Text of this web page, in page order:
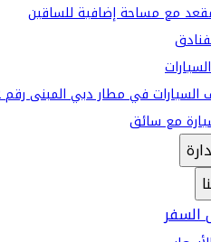
مع مساحة إضافية للساقين
السيارات في مطار دبي المبنى رقم 2
مع سائق
السفر